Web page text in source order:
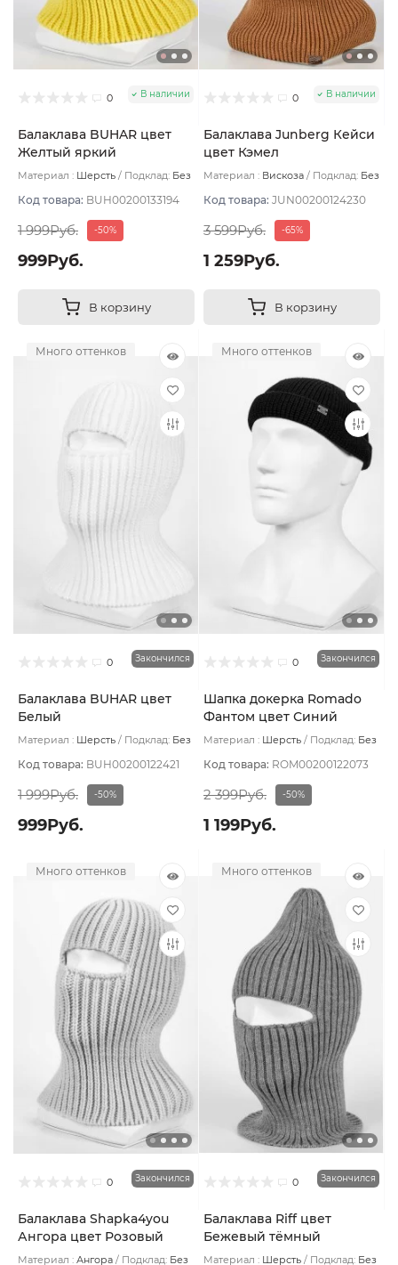
0 В наличии
Балаклава BUHAR цвет
Желтый яркий
Материал : Шерсть Подклад: Без
Код товара: BUH00200133194
1 999Руб. -50%
999Руб.
В корзину
0 В наличии
Балаклава Junberg Кейси
цвет Кэмел
Материал : Вискоза Подклад: Без
Код товара: JUN00200124230
3 599Руб. -65%
1 259Руб.
В корзину
Много оттенков
0 Закончился
Балаклава BUHAR цвет
Белый
Материал : Шерсть Подклад: Без
Код товара: BUH00200122421
1 999Руб. -50%
999Руб.
Много оттенков
0 Закончился
Шапка докерка Romado
Фантом цвет Синий
тёмный
Материал : Шерсть Подклад: Без
Код товара: ROM00200122073
2 399Руб. -50%
1 199Руб.
Много оттенков
0 Закончился
Балаклава Shapka4you
Ангора цвет Розовый
бледный
Материал : Ангора Подклад: Без
Много оттенков
0 Закончился
Балаклава Riff цвет
Бежевый тёмный
Материал : Шерсть Подклад: Без